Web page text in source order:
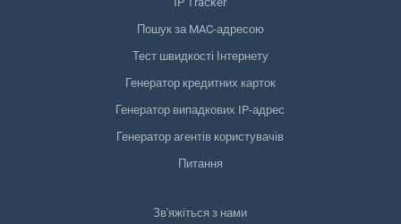
Пошук за MAC-адресою
Тест швидкості Інтернету
Генератор кредитних карток
Генератор випадкових IP-адрес
Генератор агентів користувачів
Питання
Зв'яжіться з нами